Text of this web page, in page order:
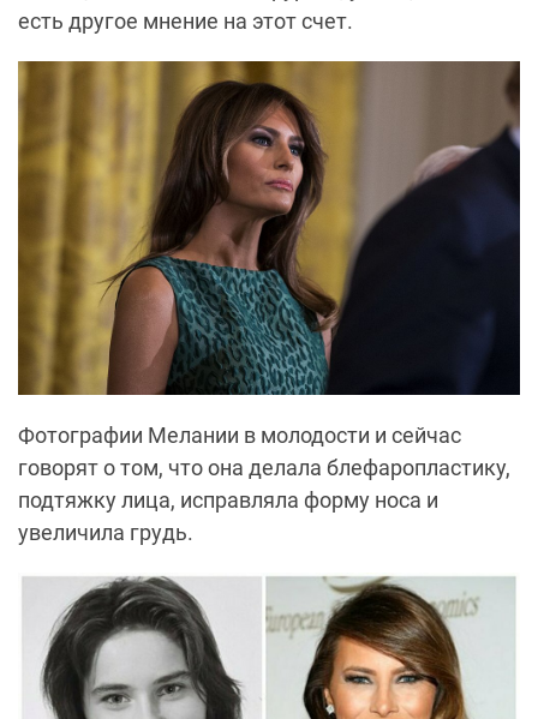
есть другое мнение на этот счет.
Фотографии Мелании в молодости и сейчас
говорят о том, что она делала блефаропластику,
подтяжку лица, исправляла форму носа и
увеличила грудь.